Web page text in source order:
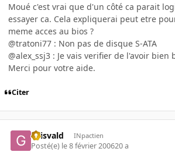
Moué c'est vrai que d'un côté ca parait
essayer ca. Cela expliquerai peut etre
meme acces au bios ?
@tratoni77 : Non pas de disque S-ATA
@alex_ssj3 : Je vais verifier de l'avoir bien
Merci pour votre aide.
Citer
Grisvald INpactien
Posté(e) le 8 février 200620 a